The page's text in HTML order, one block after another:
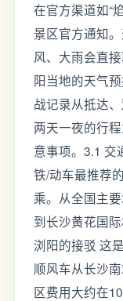
在官方渠道如“
景区官方通知
风、大雨会直
阳当地的天气
战记录从抵达
两天一夜的行
意事项。3.1 交
铁/动车最推荐
乘。从全国主
到长沙黄花国
浏阳的接驳 这
顺风车从长沙
区费用大约在